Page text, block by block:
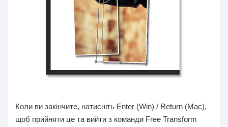
Коли ви закінчите, натисніть Enter (Win) / Return (Mac),
щоб прийняти це та вийти з команди Free Transform